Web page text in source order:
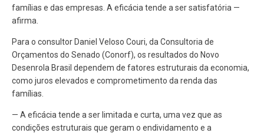
famílias e das empresas. A eficácia tende a ser satisfatória —
afirma.
Para o consultor Daniel Veloso Couri, da Consultoria de
Orçamentos do Senado (Conorf), os resultados do Novo
Desenrola Brasil dependem de fatores estruturais da economia,
como juros elevados e comprometimento da renda das
famílias.
— A eficácia tende a ser limitada e curta, uma vez que as
condições estruturais que geram o endividamento e a